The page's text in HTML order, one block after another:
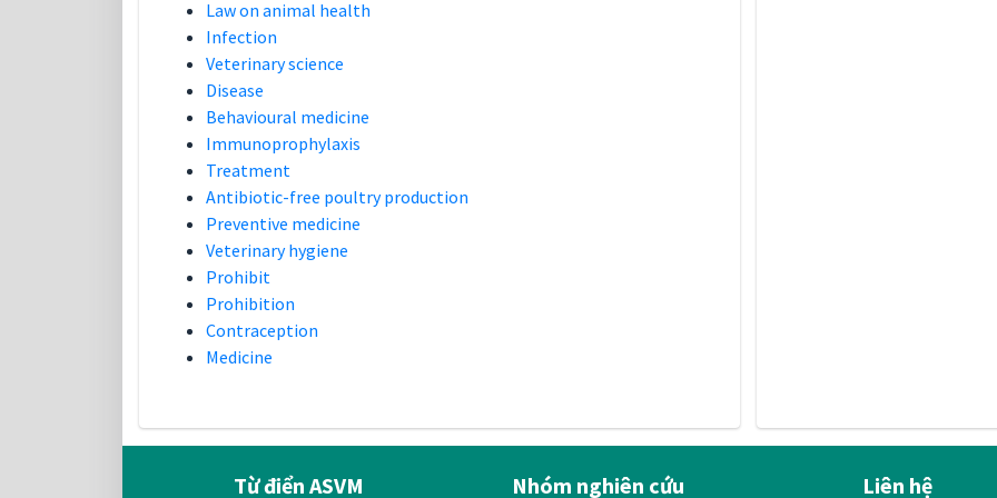
Law on animal health
Infection
Veterinary science
Disease
Behavioural medicine
Immunoprophylaxis
Treatment
Antibiotic-free poultry production
Preventive medicine
Veterinary hygiene
Prohibit
Prohibition
Contraception
Medicine
Từ điển ASVM Nhóm nghiên cứu Liên hệ